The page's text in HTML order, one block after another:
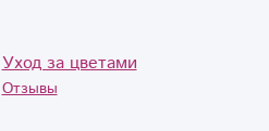
Уход за цветами
Отзывы